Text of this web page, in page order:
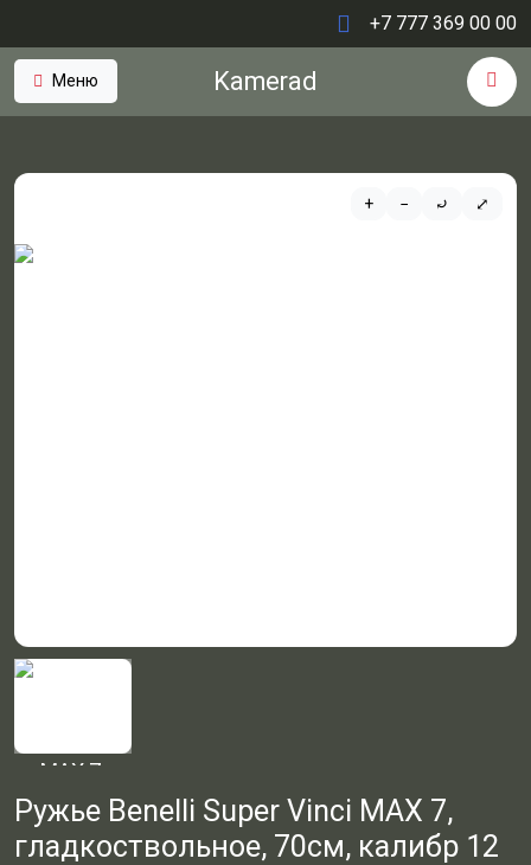
+7 777 369 00 00
Меню Kamerad
+ − ⤾ ⤢
Ружье Benelli Super Vinci MAX 7,
гладкоствольное, 70см, калибр 12